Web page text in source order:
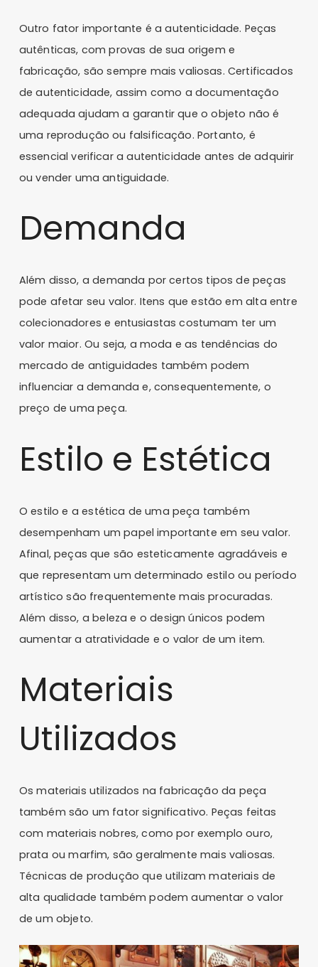
Outro fator importante é a autenticidade. Peças
autênticas, com provas de sua origem e
fabricação, são sempre mais valiosas. Certificados
de autenticidade, assim como a documentação
adequada ajudam a garantir que o objeto não é
uma reprodução ou falsificação. Portanto, é
essencial verificar a autenticidade antes de adquirir
ou vender uma antiguidade.
Demanda
Além disso, a demanda por certos tipos de peças
pode afetar seu valor. Itens que estão em alta entre
colecionadores e entusiastas costumam ter um
valor maior. Ou seja, a moda e as tendências do
mercado de antiguidades também podem
influenciar a demanda e, consequentemente, o
preço de uma peça.
Estilo e Estética
O estilo e a estética de uma peça também
desempenham um papel importante em seu valor.
Afinal, peças que são esteticamente agradáveis e
que representam um determinado estilo ou período
artístico são frequentemente mais procuradas.
Além disso, a beleza e o design únicos podem
aumentar a atratividade e o valor de um item.
Materiais
Utilizados
Os materiais utilizados na fabricação da peça
também são um fator significativo. Peças feitas
com materiais nobres, como por exemplo ouro,
prata ou marfim, são geralmente mais valiosas.
Técnicas de produção que utilizam materiais de
alta qualidade também podem aumentar o valor
de um objeto.